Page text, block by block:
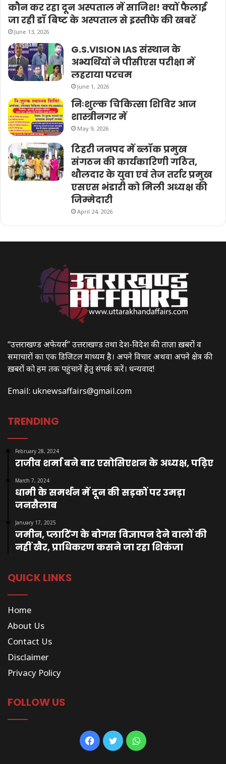
कौन कर रहा दून अस्पताल में साजिश! क्यों फैलाई
जा रही डॉ बिष्ट के अस्पताल से इस्तीफे की खबरें
June 13, 2026
G.S.VISION IAS संस्थान के
अभ्यर्थियों ने पीसीएस परीक्षा में
लहराया परचम
June 1, 2026
निःशुल्क चिकित्सा शिविर आज
शास्त्रीनगर में
May 9, 2026
टिहरी जनपद में ब्लॉक प्रमुख
संगठन की कार्यकारिणी गठित,
थौलदार के युवा एवं तेज तर्रार प्रमुख
एसएस भंडारी को मिली अध्यक्ष की
जिम्मेदारी
April 24, 2026
“उत्तराखण्ड अफेयर्स” उत्तराखण्ड तथा देश-विदेश की ताज़ा ख़बरों व
समाचारों का एक डिजिटल माध्यम है। अपने विचार अथवा अपने क्षेत्र की
ख़बरों को हम तक पहुंचानें हेतु संपर्क करें। धन्यवाद!
Email: uknewsaffairs@gmail.com
TRENDING
February 28, 2024
राजीव शर्मा बने बार एसोसिएशन के अध्यक्ष, पढ़िए
March 7, 2024
धामी के समर्थन में दून की सड़कों पर उमड़ा
जनसैलाब
January 17, 2025
जमीन, प्लाटिंग के बोगस विज्ञापन देने वालों की
नहीं खैर, प्राधिकरण कसने जा रहा शिकंजा
QUICK LINKS
Home
About Us
Contact Us
Disclaimer
Privacy Policy
FOLLOW US
Facebook
TwitterWhatsApp